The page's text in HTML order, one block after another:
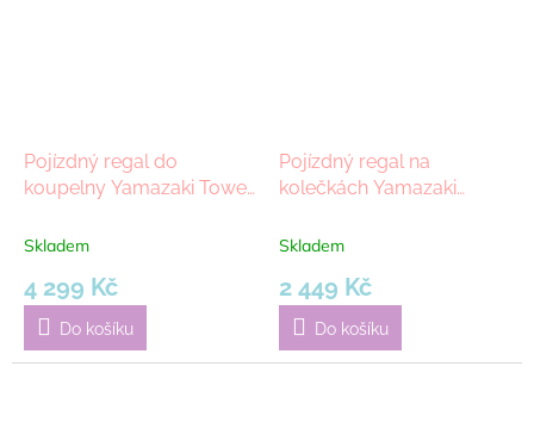
Pojízdný regal do
koupelny Yamazaki Tower
Skladem
4 299 Kč
Do košíku
Pojízdný regal na
kolečkách Yamazaki
Skladem
2 449 Kč
Do košíku